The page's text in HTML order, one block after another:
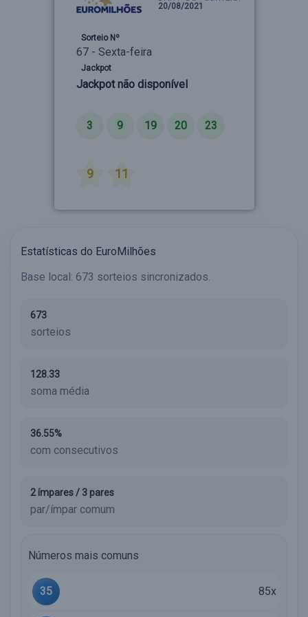
20/08/2021
Sorteio Nº
67 - Sexta-feira
Jackpot
Jackpot não disponível
3 9 19 20 23
9 11
Estatísticas do EuroMilhões
Base local: 673 sorteios sincronizados.
673
sorteios
128.33
soma média
36.55%
com consecutivos
2 ímpares / 3 pares
par/ímpar comum
Números mais comuns
35 85x